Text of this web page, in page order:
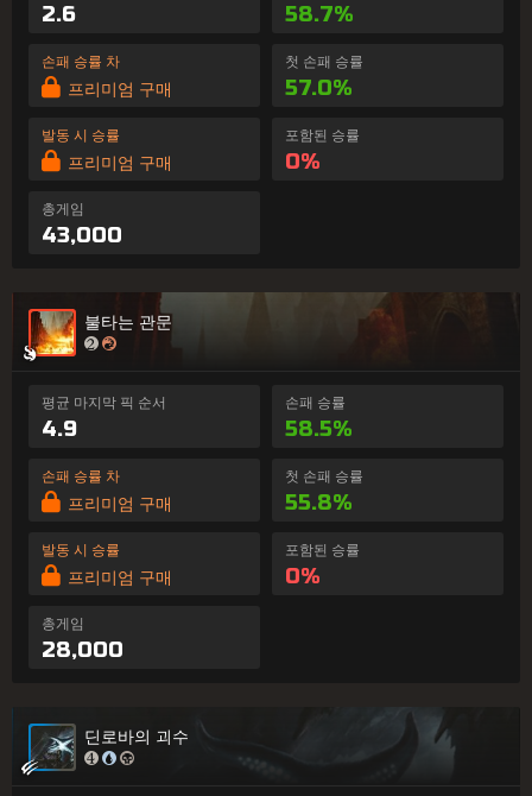
2.6 58.7%
손패 승률 차
프리미엄 구매
첫 손패 승률
57.0%
발동 시 승률
프리미엄 구매
포함된 승률
0%
총게임
43,000
불타는 관문
평균 마지막 픽 순서
4.9
손패 승률
58.5%
손패 승률 차
프리미엄 구매
첫 손패 승률
55.8%
발동 시 승률
프리미엄 구매
포함된 승률
0%
총게임
28,000
딘로바의 괴수